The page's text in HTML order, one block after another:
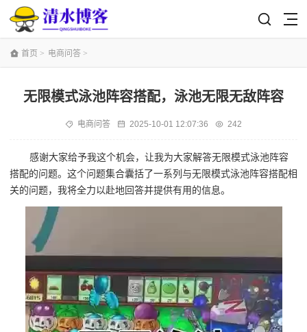
首页 > 电商问答 >
无限模式泳池阵容搭配，泳池无限无敌阵容
电商问答 2025-10-01 12:07:36 242
感谢大家给予我这个机会，让我为大家解答无限模式泳池阵容
搭配的问题。这个问题集合囊括了一系列与无限模式泳池阵容搭配相
关的问题，我将全力以赴地回答并提供有用的信息。